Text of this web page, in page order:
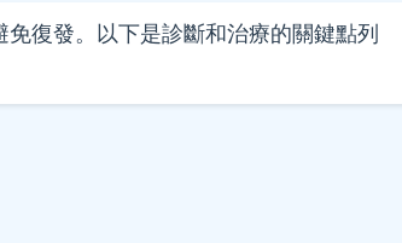
復發。以下是診斷和治療的關鍵點列